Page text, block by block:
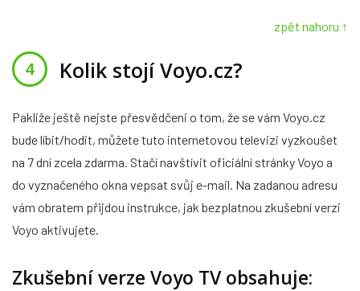
zpět nahoru ↑
Kolik stojí Voyo.cz?
Pakliže ještě nejste přesvědčeni o tom, že se vám Voyo.cz
bude líbit/hodit, můžete tuto internetovou televizi vyzkoušet
na 7 dní zcela zdarma. Stačí navštívit oficiální stránky Voyo a
do vyznačeného okna vepsat svůj e-mail. Na zadanou adresu
vám obratem přijdou instrukce, jak bezplatnou zkušební verzi
Voyo aktivujete.
Zkušební verze Voyo TV obsahuje: